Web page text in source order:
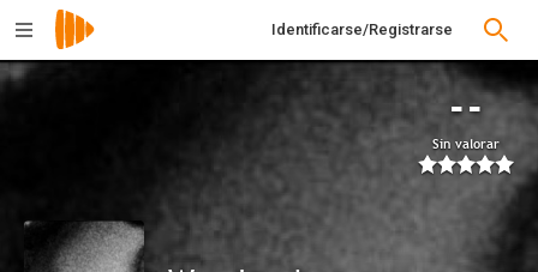
Identificarse/Registrarse
--
Sin valorar